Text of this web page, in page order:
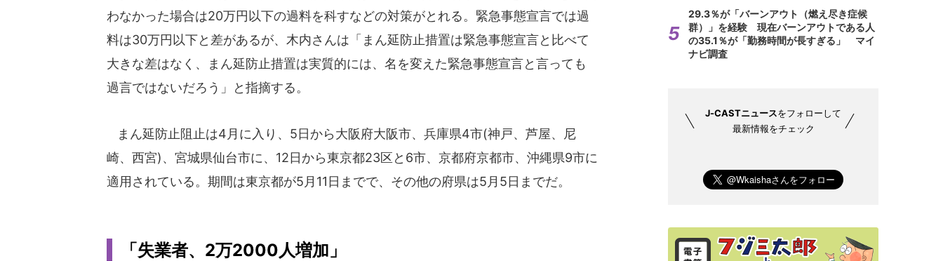
わなかった場合は20万円以下の過料を科すなどの対策がとれる。緊急事態宣言では過
料は30万円以下と差があるが、木内さんは「まん延防止措置は緊急事態宣言と比べて
大きな差はなく、まん延防止措置は実質的には、名を変えた緊急事態宣言と言っても
過言ではないだろう」と指摘する。
まん延防止阻止は4月に入り、5日から大阪府大阪市、兵庫県4市(神戸、芦屋、尼
崎、西宮)、宮城県仙台市に、12日から東京都23区と6市、京都府京都市、沖縄県9市に
適用されている。期間は東京都が5月11日までで、その他の府県は5月5日までだ。
「失業者、2万2000人増加」
29.3％が「バーンアウト（燃え尽き症候
群）」を経験 現在バーンアウトである人
の35.1％が「勤務時間が長すぎる」 マイ
ナビ調査
J-CASTニュースをフォローして
最新情報をチェック